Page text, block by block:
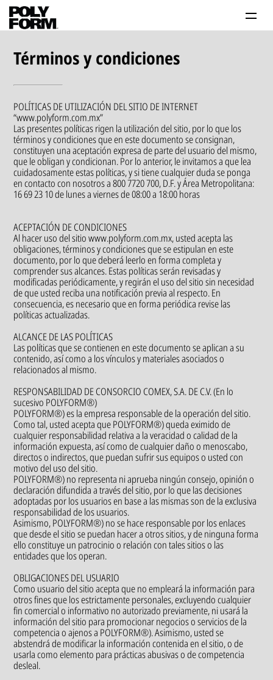
Contáctanos 800 712 6639
Tips
Problema-Solución
Inspiración
Términos y condiciones
POLÍTICAS DE UTILIZACIÓN DEL SITIO DE INTERNET
“www.polyform.com.mx”
Las presentes políticas rigen la utilización del sitio, por lo que los
términos y condiciones que en este documento se consignan,
constituyen una aceptación expresa de parte del usuario del mismo,
que le obligan y condicionan. Por lo anterior, le invitamos a que lea
cuidadosamente estas políticas, y si tiene cualquier duda se ponga
en contacto con nosotros a 800 7720 700, D.F. y Área Metropolitana:
16 69 23 10 de lunes a viernes de 08:00 a 18:00 horas
ACEPTACIÓN DE CONDICIONES
Al hacer uso del sitio www.polyform.com.mx, usted acepta las
obligaciones, términos y condiciones que se estipulan en este
documento, por lo que deberá leerlo en forma completa y
comprender sus alcances. Estas políticas serán revisadas y
modificadas periódicamente, y regirán el uso del sitio sin necesidad
de que usted reciba una notificación previa al respecto. En
consecuencia, es necesario que en forma periódica revise las
políticas actualizadas.
ALCANCE DE LAS POLÍTICAS
Las políticas que se contienen en este documento se aplican a su
contenido, así como a los vínculos y materiales asociados o
relacionados al mismo.
RESPONSABILIDAD DE CONSORCIO COMEX, S.A. DE C.V. (En lo
sucesivo POLYFORM®)
POLYFORM®) es la empresa responsable de la operación del sitio.
Como tal, usted acepta que POLYFORM®) queda eximido de
cualquier responsabilidad relativa a la veracidad o calidad de la
información expuesta, así como de cualquier daño o menoscabo,
directos o indirectos, que puedan sufrir sus equipos o usted con
motivo del uso del sitio.
POLYFORM®) no representa ni aprueba ningún consejo, opinión o
declaración difundida a través del sitio, por lo que las decisiones
adoptadas por los usuarios en base a las mismas son de la exclusiva
responsabilidad de los usuarios.
Asimismo, POLYFORM®) no se hace responsable por los enlaces
que desde el sitio se puedan hacer a otros sitios, y de ninguna forma
ello constituye un patrocinio o relación con tales sitios o las
entidades que los operan.
OBLIGACIONES DEL USUARIO
Como usuario del sitio acepta que no empleará la información para
otros fines que los estrictamente personales, excluyendo cualquier
fin comercial o informativo no autorizado previamente, ni usará la
información del sitio para promocionar negocios o servicios de la
competencia o ajenos a POLYFORM®). Asimismo, usted se
abstendrá de modificar la información contenida en el sitio, o de
usarla como elemento para prácticas abusivas o de competencia
desleal.